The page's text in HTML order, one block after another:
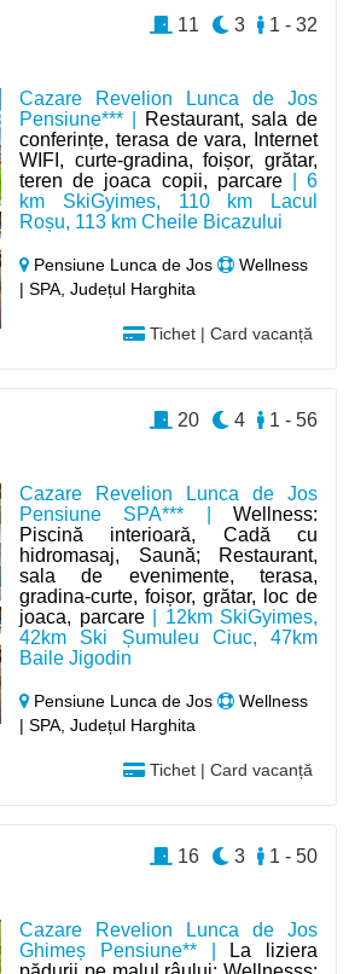
Cazare Revelion Lunca de Jos
Pensiune*** |
Restaurant, sala de
conferințe, terasa de vara, Internet
WIFI, curte-gradina, foișor, grătar,
teren de joaca copii, parcare| 6
km SkiGyimes, 110 km Lacul
Roșu, 113 km Cheile Bicazului
Pensiune Lunca de Jos
Wellness
| SPA, Județul Harghita
Tichet | Card vacanță
1 - 32
3
11
Cazare Revelion Lunca de Jos
Pensiune SPA*** | Wellness:
Piscină interioară, Cadă cu
hidromasaj, Saună; Restaurant,
sala de evenimente, terasa,
gradina-curte, foișor, grătar, loc de
joaca, parcare| 12km SkiGyimes,
42km Ski Șumuleu Ciuc, 47km
Baile Jigodin
Pensiune Lunca de Jos
Wellness
| SPA, Județul Harghita
Tichet | Card vacanță
1 - 56
4
20
Cazare Revelion Lunca de Jos
Ghimeș Pensiune** |
La liziera
1 - 50
3
16